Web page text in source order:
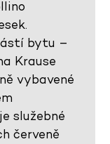
bytu –
Krause
vybavené
služebné
červeně